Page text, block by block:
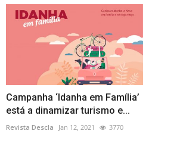
Campanha ‘Idanha em Família’
está a dinamizar turismo e...
Revista Descla Jan 12, 2021 3770